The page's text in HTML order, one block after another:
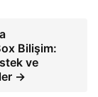
Bilişim:
ve
→